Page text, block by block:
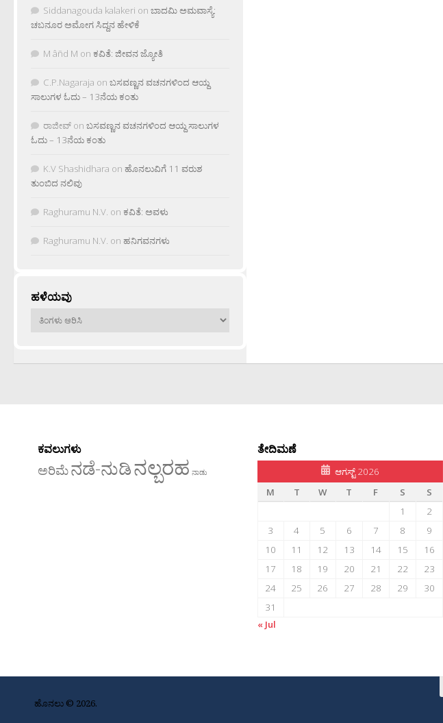
Siddanagouda kalakeri on ಬಾದಮಿ ಅಮವಾಸ್ಯೆ:
ಚಬನೂರ ಅಮೋಗ ಸಿದ್ದನ ಹೇಳಿಕೆ
M âñd M on ಕವಿತೆ: ಜೀವನ ಜ್ಯೋತಿ
C.P.Nagaraja on ಬಸವಣ್ಣನ ವಚನಗಳಿಂದ ಆಯ್ದ
ಸಾಲುಗಳ ಓದು – 13ನೆಯ ಕಂತು
ರಾಜೀವ್ on ಬಸವಣ್ಣನ ವಚನಗಳಿಂದ ಆಯ್ದ ಸಾಲುಗಳ
ಓದು – 13ನೆಯ ಕಂತು
K.V Shashidhara on ಹೊನಲುವಿಗೆ 11 ವರುಶ
ತುಂಬಿದ ನಲಿವು
Raghuramu N.V. on ಕವಿತೆ: ಅವಳು
Raghuramu N.V. on ಹನಿಗವನಗಳು
ಹಳೆಯವು
ಹಳೆಯವು
ಕವಲುಗಳು
ಅರಿಮೆನಡೆ-ನುಡಿನಲ್ಬರಹ ನಾಡು
ತೇದಿಮಣೆ
ಆಗಸ್ಟ್ 2026
M
T W T F S
S
1
2
3
4 5 6 7 8
9
10
11 12 13 14 15
16
17
18 19 20 21 22
23
24
25 26 27 28 29
30
31
« Jul
ಹೊನಲು © 2026.